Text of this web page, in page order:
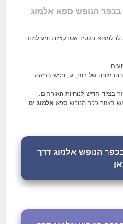
בכפר הנופש ספא אלמוג
למצוא מספר אטרקציות ופעילויות
בהרמוניה של רוח, גו, ונפש בריאה.
בציוד חדיש לנוחיות האורחים.
באזור כפר הנופש ספאאלמוג ים
הנופש אלמוג דרך